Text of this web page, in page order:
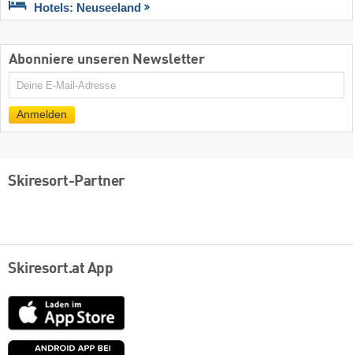
Hotels: Neuseeland
Abonniere unseren Newsletter
E-
Anmelden
Skiresort-Partner
Skiresort.at App
App
Store
Google